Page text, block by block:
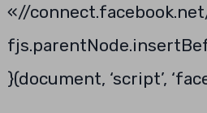
«//
}(document, ‘script’,